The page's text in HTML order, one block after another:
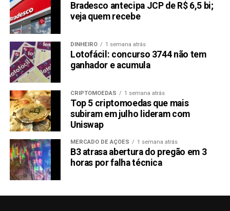
Bradesco antecipa JCP de R$ 6,5 bi;
veja quem recebe
DINHEIRO 1 semana atrás
Lotofácil: concurso 3744 não tem
ganhador e acumula
CRIPTOMOEDAS 1 semana atrás
Top 5 criptomoedas que mais
subiram em julho lideram com
Uniswap
MERCADO DE AÇÕES 1 semana atrás
B3 atrasa abertura do pregão em 3
horas por falha técnica